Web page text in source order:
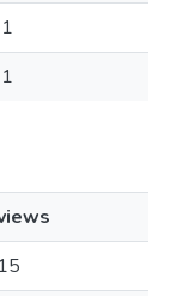
1
1
15